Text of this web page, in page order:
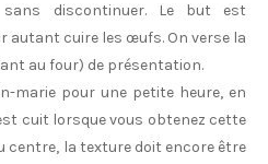
discontinuer. Le but est
autant cuire les œufs. On verse la
au four) de présentation.
marie pour une petite heure, en
cuit lorsque vous obtenez cette
centre, la texture doit encore être